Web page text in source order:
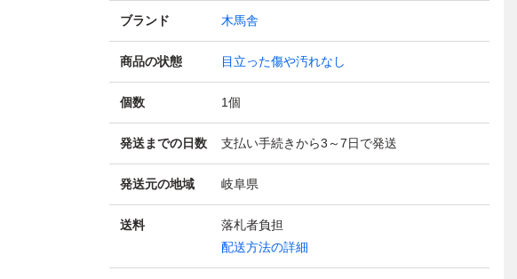
ブランド 木馬舎
商品の状態 目立った傷や汚れなし
個数 1個
発送までの日数 支払い手続きから3～7日で発送
発送元の地域 岐阜県
送料
落札者負担
配送方法の詳細